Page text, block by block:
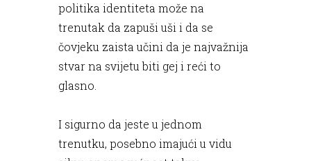
politika identiteta može na
trenutak da zapuši uši i da se
čovjeku zaista učini da je najvažnija
stvar na svijetu biti gej i reći to
glasno.
I sigurno da jeste u jednom
trenutku, posebno imajući u vidu